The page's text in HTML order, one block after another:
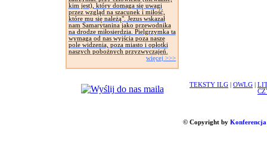
kim jest), który domaga się uwagi
przez wzgląd na szacunek i miłość,
które mu się należą". Jezus wskazał
nam Samarytanina jako przewodnika
na drodze miłosierdzia. Pielgrzymka ta
wymaga od nas wyjścia poza nasze
pole widzenia, poza miasto i opłotki
naszych pobożnych przyzwyczajeń.
więcej >>>
TEKSTY ILG OWLG
© Copyright by Konferencja